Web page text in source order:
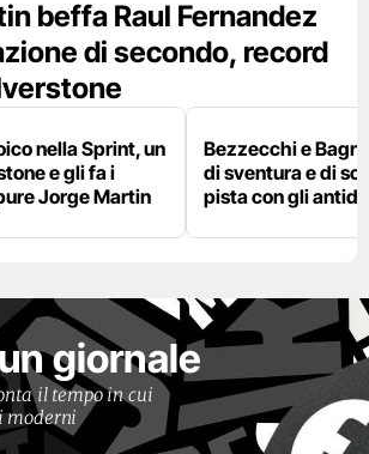
beffa Raul Fernandez
di secondo, record
nella Sprint, un
e gli fa i
Jorge Martin
Bezzecchi e
di sventura e di
pista con gli
giornale
il tempo in cui
moderni